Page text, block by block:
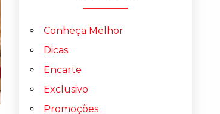
Conheça Melhor
Dicas
Encarte
Exclusivo
Promoções